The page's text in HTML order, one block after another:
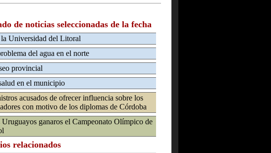
de noticias seleccionadas de la fecha
Universidad del Litoral
del agua en el norte
provincial
en el municipio
acusados de ofrecer influencia sobre los
con motivo de los diplomas de Córdoba
ganaros el Campeonato Olímpico de
relacionados